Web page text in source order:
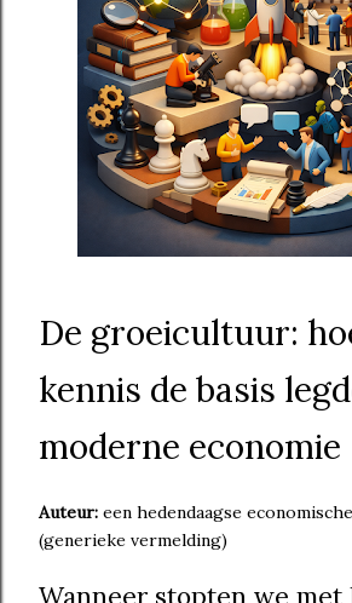
De groeicultuur:
kennis de basis
moderne economie
Auteur: een hedendaagse
(generieke vermelding)
Wanneer stopten we met